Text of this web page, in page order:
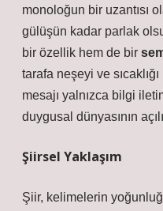
monoloğun bir uzantısı
gülüşün kadar parlak
bir özellik hem de bir
tarafa neşeyi ve
mesajı yalnızca bilgi
duygusal dünyasının
Şiirsel Yaklaşım
Şiir, kelimelerin